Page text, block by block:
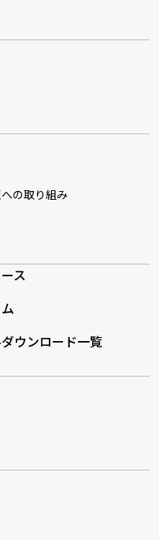
の取り組み
ス
ウンロード一覧